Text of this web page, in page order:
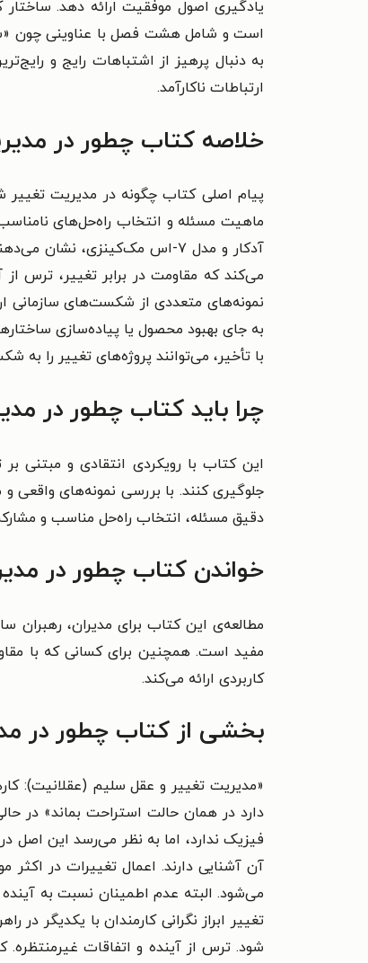
یادگیری اصول موفقیت ارائه دهد.
است و شامل هشت فصل با عناوینی چون
به دنبال پرهیز از اشتباهات رایج و
ارتباطات ناکارآمد.
خلاصه کتاب چطور در
پیام اصلی کتاب چگونه در مدیریت
ماهیت مسئله و انتخاب راه‌حل‌های
آدکار و مدل ۷-اس مک‌کینزی،
می‌کند که مقاومت در برابر تغییر، ترس
نمونه‌های متعددی از شکست‌های سازمانی
به جای بهبود محصول یا پیاده‌سازی
با تأخیر، می‌توانند پروژه‌های تغییر را
چرا باید کتاب چطور در
این کتاب با رویکردی انتقادی و مبتنی
جلوگیری کنند. با بررسی نمونه‌های واقعی
دقیق مسئله، انتخاب راه‌حل مناسب و
خواندن کتاب چطور در
مطالعه‌ی این کتاب برای مدیران، رهبران
مفید است. همچنین برای کسانی که با
کاربردی ارائه می‌کند.
بخشی از کتاب چطور در
«مدیریت تغییر و عقل سلیم (عقلانیت):
دارد در همان حالت استراحت بماند» در
فیزیک ندارد، اما به نظر می‌رسد این اصل
آن آشنایی دارند. اعمال تغییرات در اکثر
می‌شود. البته عدم اطمینان نسبت به
تغییر ابراز نگرانی کارمندان با
شود. ترس از آینده و اتفاقات